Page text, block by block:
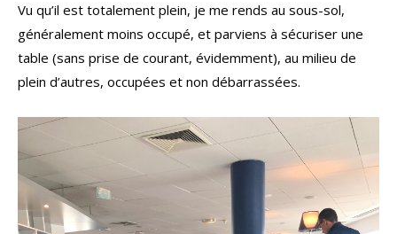
Vu qu’il est totalement plein, je me rends au sous-sol,
généralement moins occupé, et parviens à sécuriser une
table (sans prise de courant, évidemment), au milieu de
plein d’autres, occupées et non débarrassées.